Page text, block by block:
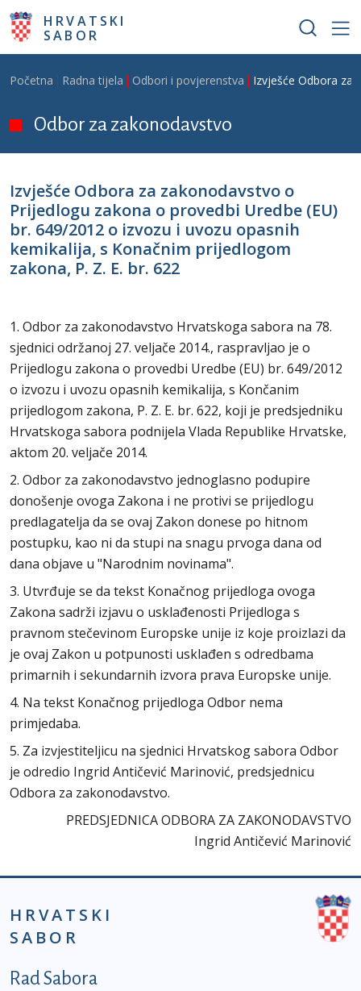
Skoči na glavni sadržaj
HRVATSKI
SABOR
Breadcrumb
Početna Radna tijela Odbori i povjerenstva Izvješće Odbora za
Odbor za zakonodavstvo
Izvješće Odbora za zakonodavstvo o
Prijedlogu zakona o provedbi Uredbe (EU)
br. 649/2012 o izvozu i uvozu opasnih
kemikalija, s Konačnim prijedlogom
zakona, P. Z. E. br. 622
1. Odbor za zakonodavstvo Hrvatskoga sabora na 78.
sjednici održanoj 27. veljače 2014., raspravljao je o
Prijedlogu zakona o provedbi Uredbe (EU) br. 649/2012
o izvozu i uvozu opasnih kemikalija, s Končanim
prijedlogom zakona, P. Z. E. br. 622, koji je predsjedniku
Hrvatskoga sabora podnijela Vlada Republike Hrvatske,
aktom 20. veljače 2014.
2. Odbor za zakonodavstvo jednoglasno podupire
donošenje ovoga Zakona i ne protivi se prijedlogu
predlagatelja da se ovaj Zakon donese po hitnom
postupku, kao ni da stupi na snagu prvoga dana od
dana objave u "Narodnim novinama".
3. Utvrđuje se da tekst Konačnog prijedloga ovoga
Zakona sadrži izjavu o usklađenosti Prijedloga s
pravnom stečevinom Europske unije iz koje proizlazi da
je ovaj Zakon u potpunosti usklađen s odredbama
primarnih i sekundarnih izvora prava Europske unije.
4. Na tekst Konačnog prijedloga Odbor nema
primjedaba.
5. Za izvjestiteljicu na sjednici Hrvatskog sabora Odbor
je odredio Ingrid Antičević Marinović, predsjednicu
Odbora za zakonodavstvo.
PREDSJEDNICA ODBORA ZA ZAKONODAVSTVO
Ingrid Antičević Marinović
HRVATSKI
SABOR
Podnožje prvi izbornik
Rad Sabora